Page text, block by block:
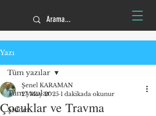
Yazı
Tüm yazılar
Şiddet
Tüm yazılar
Çocuklar ve Travma
Şenel KARAMAN
27 May 2025 1 dakikada okunur